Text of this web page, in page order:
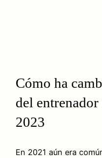
Cómo ha
del
2023
En 2021 aún era